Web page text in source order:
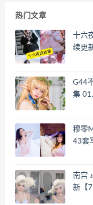
热门文章
十六
续更
G44
集
穆零
43套
南宫
新【